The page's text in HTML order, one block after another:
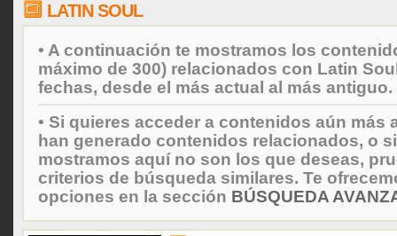
LATIN SOUL
• A continuación te mostramos los
máximo de 300) relacionados con Latin
fechas, desde el más actual al más antiguo.
• Si quieres acceder a contenidos aún más
han generado contenidos relacionados, o
mostramos aquí no son los que deseas,
criterios de búsqueda similares. Te
opciones en la sección BÚSQUEDA